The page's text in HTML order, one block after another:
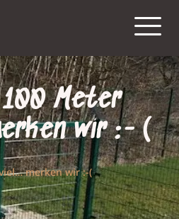
Meter
wir :-(
merken wir :-(